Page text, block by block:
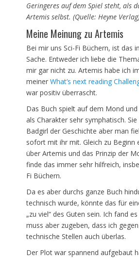
Geringeres auf dem Spiel steht, als
Artemis selbst. (Quelle: Heyne
Meine Meinung zu Artemis
Bei mir uns Sci-Fi Büchern, ist das
Sache. Entweder ich liebe die
mir gar nicht zu. Artemis habe ich
meiner What’s next reading
war positiv überrascht.
Das Buch spielt auf dem Mond und
als Charakter sehr symphatisch.
Badgirl der Geschichte aber man
sofort mit ihr mit. Gleich zu Beginn
über Artemis und das Prinzip der
finde das immer sehr hilfreich,
Fi Büchern.
Da es aber durchs ganze Buch
technisch wurde, könnte das für
„zu viel“ des Guten sein. Ich fand
muss aber zugeben, dass ich
technische Stellen auch überlas.
Der Plot war spannend aufgebaut